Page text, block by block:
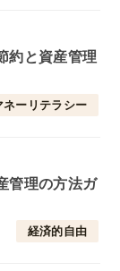
約と資産管理
ネーリテラシー
管理の方法ガ
経済的自由